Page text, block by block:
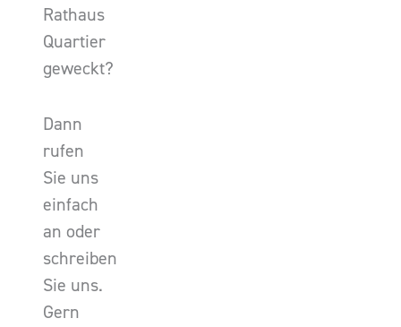
Rathaus
Quartier
geweckt?
Dann
rufen
Sie uns
einfach
an oder
schreiben
Sie uns.
Gern